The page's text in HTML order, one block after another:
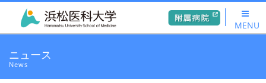
MENU
ニュース
News